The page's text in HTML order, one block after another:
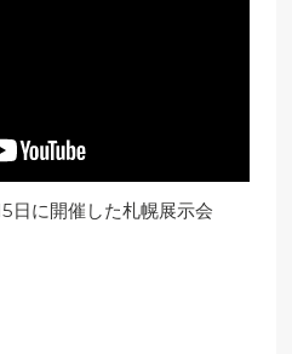
日に開催した札幌展示会